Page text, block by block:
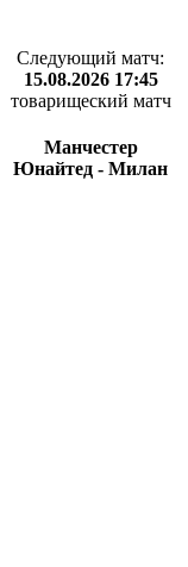
Следующий матч:
15.08.2026 17:45
товарищеский матч
Манчестер
Юнайтед - Милан